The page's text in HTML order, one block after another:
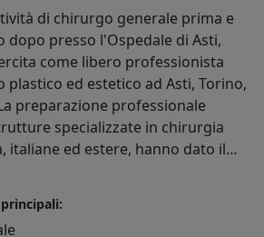
di chirurgo generale prima e
dopo presso l'Ospedale di Asti,
come libero professionista
ed estetico ad Asti, Torino,
preparazione professionale
italiane ed estere, hanno dato il
Prof. Ligresti, garantendo ai
nel tempo.